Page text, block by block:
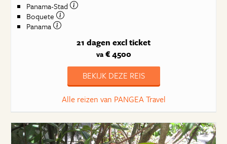
Panama-Stad
Boquete
Panama
21 dagen excl ticket
va€ 4500
BEKIJK DEZE REIS
Alle reizen van PANGEA Travel